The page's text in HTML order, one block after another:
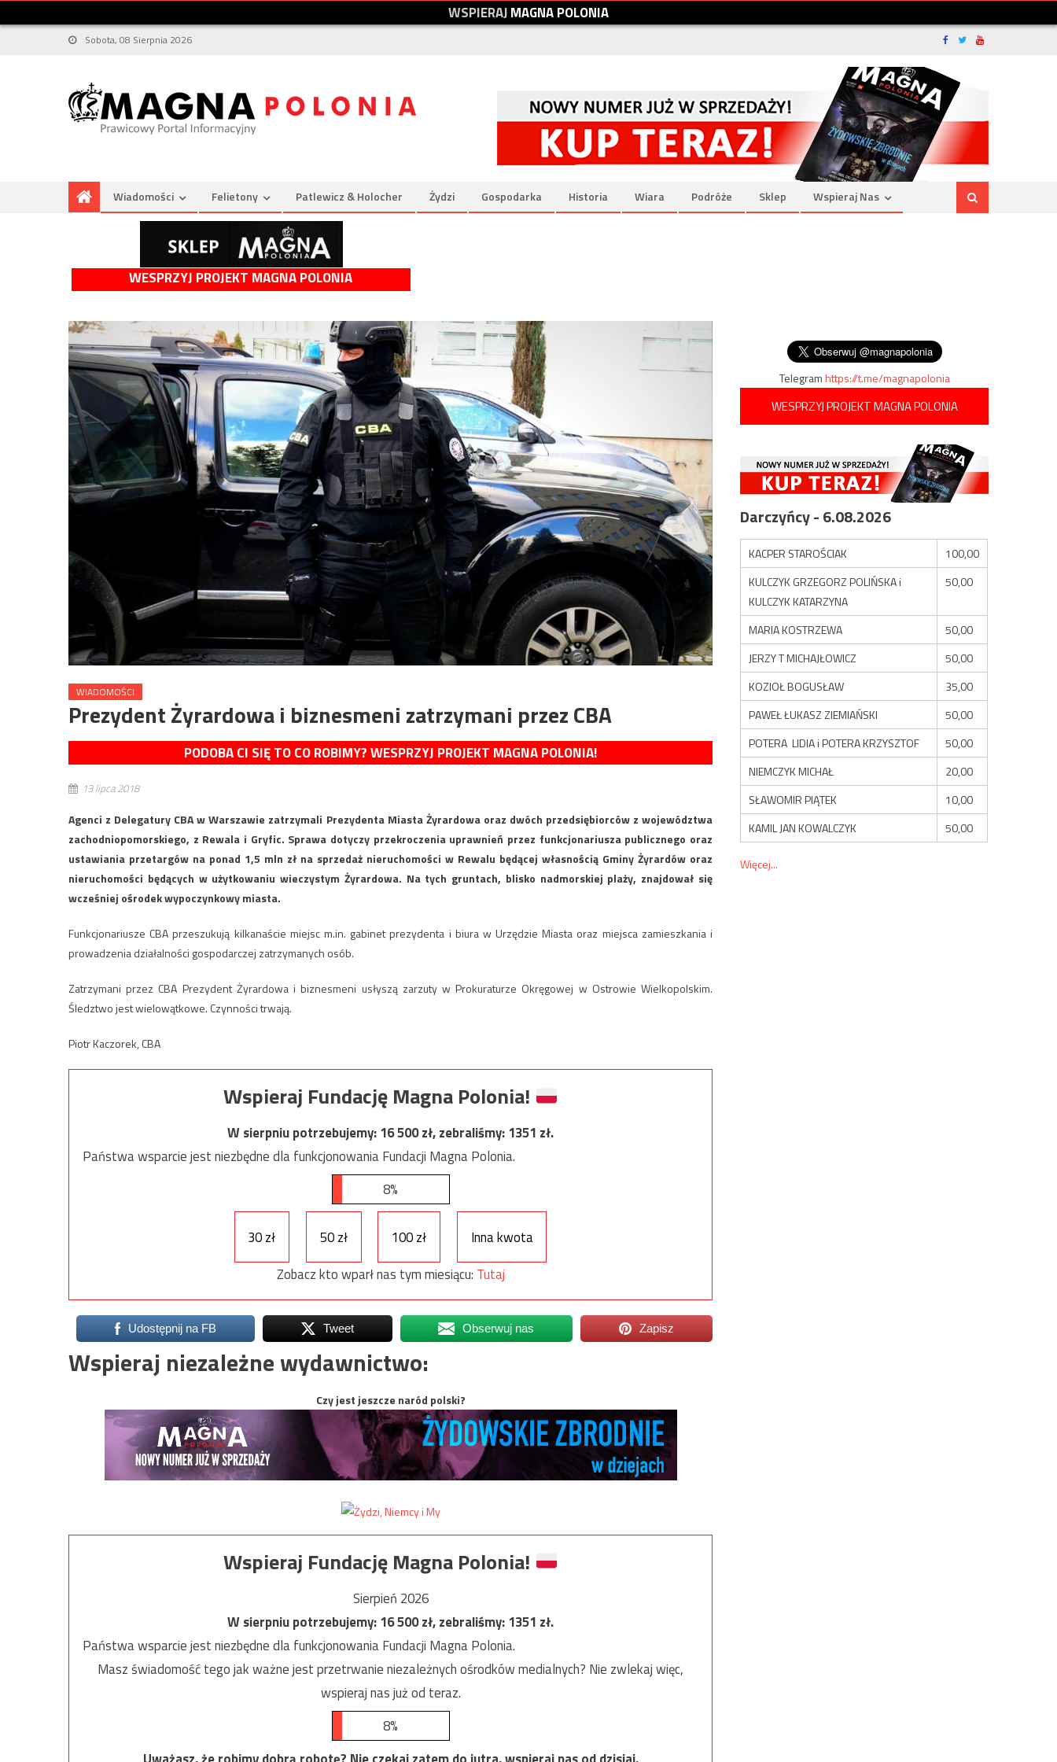
WSPIERAJMAGNAPOLONIA
Sobota, 08 Sierpnia 2026
Wiadomości Felietony Patlewicz & Holocher Żydzi Gospodarka Historia Wiara Podróże Sklep Wspieraj Nas
WESPRZYJ PROJEKT MAGNA POLONIA
WIADOMOŚCI
Prezydent Żyrardowa i biznesmeni zatrzymani przez CBA
PODOBA CI SIĘ TO CO ROBIMY? WESPRZYJ PROJEKT MAGNA POLONIA!
13 lipca 2018
Agenci z Delegatury CBA w Warszawie zatrzymali Prezydenta Miasta Żyrardowa oraz dwóch przedsiębiorców z województwa
zachodniopomorskiego, z Rewala i Gryfic. Sprawa dotyczy przekroczenia uprawnień przez funkcjonariusza publicznego oraz
ustawiania przetargów na ponad 1,5 mln zł na sprzedaż nieruchomości w Rewalu będącej własnością Gminy Żyrardów oraz
nieruchomości będących w użytkowaniu wieczystym Żyrardowa. Na tych gruntach, blisko nadmorskiej plaży, znajdował się
wcześniej ośrodek wypoczynkowy miasta.
Funkcjonariusze CBA przeszukują kilkanaście miejsc m.in. gabinet prezydenta i biura w Urzędzie Miasta oraz miejsca zamieszkania i
prowadzenia działalności gospodarczej zatrzymanych osób.
Zatrzymani przez CBA Prezydent Żyrardowa i biznesmeni usłyszą zarzuty w Prokuraturze Okręgowej w Ostrowie Wielkopolskim.
Śledztwo jest wielowątkowe. Czynności trwają.
Piotr Kaczorek, CBA
Wspieraj Fundację Magna Polonia!
W sierpniu potrzebujemy:16 500zł, zebraliśmy:1351 zł.
Państwa wsparcie jest niezbędne dla funkcjonowania Fundacji Magna Polonia.
8%
30 zł 50 zł 100 zł
Inna kwota
Zobacz kto wparł nas tym miesiącu: Tutaj
Udostępnij na FB Tweet Obserwuj nas Zapisz
Wspieraj niezależne wydawnictwo:
Czy jest jeszcze naród polski?
Wspieraj Fundację Magna Polonia!
Sierpień 2026
W sierpniu potrzebujemy:16 500zł, zebraliśmy:1351 zł.
Państwa wsparcie jest niezbędne dla funkcjonowania Fundacji Magna Polonia.
Masz świadomość tego jak ważne jest przetrwanie niezależnych ośrodków medialnych? Nie zwlekaj więc,
wspieraj nas już od teraz.
8%
Telegramhttps://t.me/magnapolonia
WESPRZYJ PROJEKT MAGNA POLONIA
Darczyńcy - 6.08.2026
KACPER STAROŚCIAK
100,00
KULCZYK GRZEGORZ POLIŃSKA i
KULCZYK KATARZYNA
50,00
MARIA KOSTRZEWA
50,00
JERZY T MICHAJŁOWICZ
50,00
KOZIOŁ BOGUSŁAW
35,00
PAWEŁ ŁUKASZ ZIEMIAŃSKI
50,00
POTERA LIDIA i POTERA KRZYSZTOF
50,00
NIEMCZYK MICHAŁ
20,00
SŁAWOMIR PIĄTEK
10,00
KAMIL JAN KOWALCZYK
50,00
Więcej...